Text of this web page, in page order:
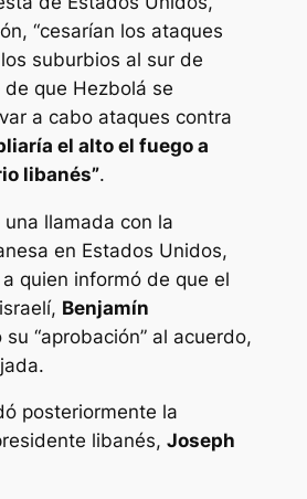
“cesarían los ataques
suburbios al sur de
que Hezbolá se
a cabo ataques contra
el alto el fuego a
libanés”.
llamada con la
en Estados Unidos,
a quien informó de que el
Benjamín
su “aprobación” al acuerdo,
posteriormente la
libanés, Joseph